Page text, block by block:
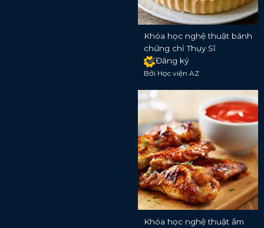
Khóa học nghệ thuật bánh
chứng chỉ Thụy Sĩ
Đăng ký
Bởi Học viện AZ
Khóa học nghệ thuật ẩm